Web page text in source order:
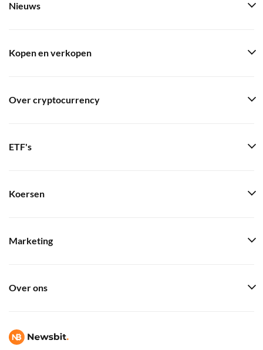
Nieuws
Kopen en verkopen
Over cryptocurrency
ETF's
Koersen
Marketing
Over ons